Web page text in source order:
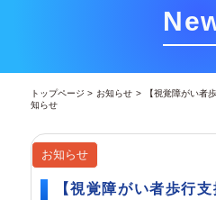
トップページ お知らせ
【視覚障がい者
知らせ
【視覚障がい者歩行
お知らせ